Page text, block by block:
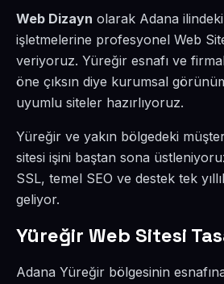
Web Dizayn olarak Adana
işletmelerine profesyonel Web
veriyoruz. Yüreğir esnafı ve
öne çıksın diye kurumsal
uyumlu siteler hazırlıyoruz.
Yüreğir ve yakın bölgedeki
sitesi işini baştan sona
SSL, temel SEO ve destek tek
geliyor.
Yüreğir Web Sitesi
Adana Yüreğir bölgesinin